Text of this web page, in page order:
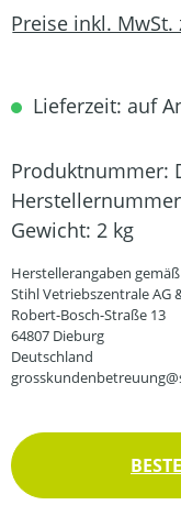
Preise inkl. MwSt.
Lieferzeit: auf
Produktnummer:
Gewicht: 2 kg
Herstellerangaben
Stihl Vetriebszentrale AG
Robert-Bosch-Straße 13
64807 Dieburg
Deutschland